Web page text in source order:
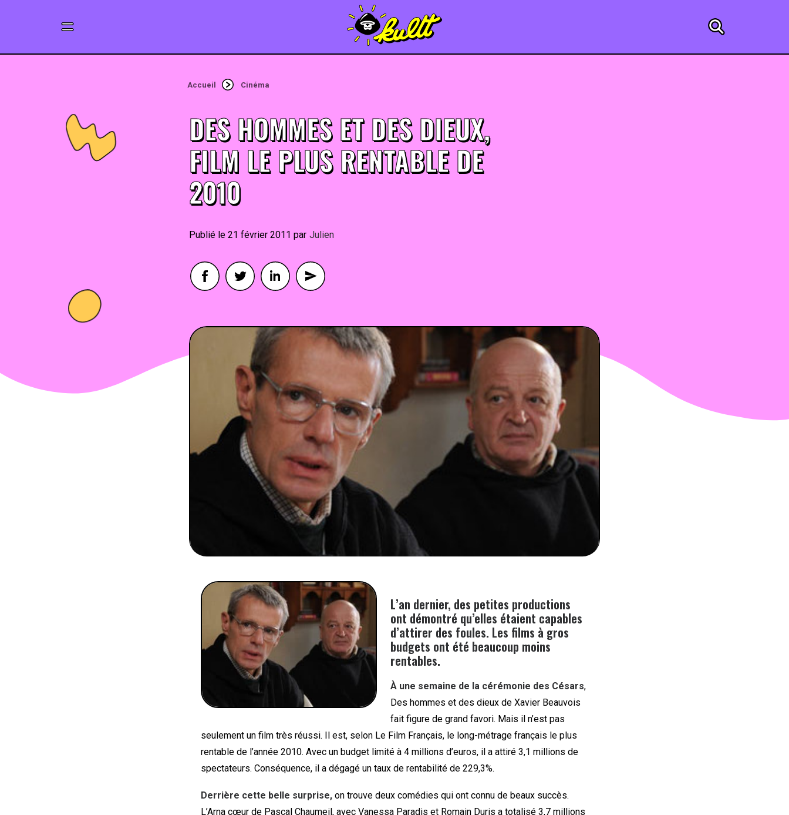
Accueil Cinéma
DES HOMMES ET DES DIEUX,
FILM LE PLUS RENTABLE DE
2010
21 février 2011 By Julien
L’an dernier, des petites productions
ont démontré qu’elles étaient capables
d’attirer des foules. Les films à gros
budgets ont été beaucoup moins
rentables.
À une semaine de la cérémonie des Césars,
Des hommes et des dieux de Xavier Beauvois
fait figure de grand favori. Mais il n’est pas
seulement un film très réussi. Il est, selon Le Film Français, le long-métrage français le plus
rentable de l’année 2010. Avec un budget limité à 4 millions d’euros, il a attiré 3,1 millions de
spectateurs. Conséquence, il a dégagé un taux de rentabilité de 229,3%.
Derrière cette belle surprise, on trouve deux comédies qui ont connu de beaux succès.
L’Arna cœur de Pascal Chaumeil, avec Vanessa Paradis et Romain Duris a totalisé 3,7 millions